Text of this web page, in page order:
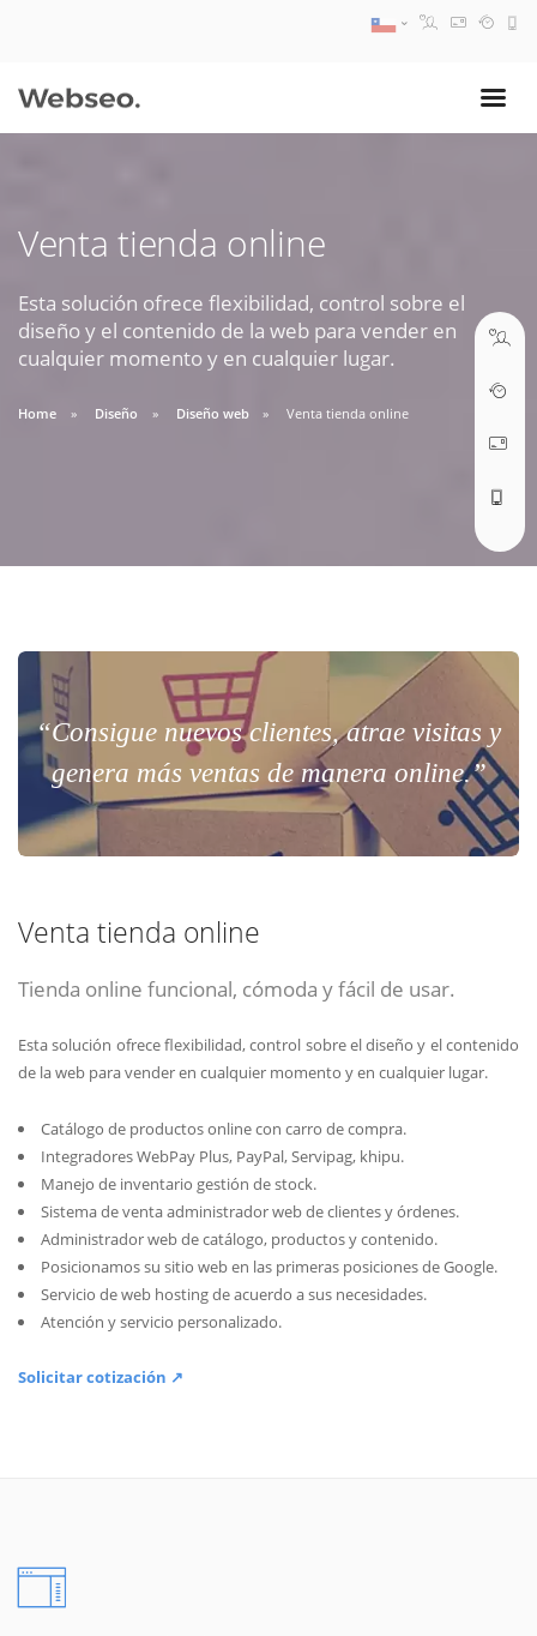
Venta tienda online
Esta solución ofrece flexibilidad, control sobre el
diseño y el contenido de la web para vender en
cualquier momento y en cualquier lugar.
Home Diseño Diseño web Venta tienda online
“Consigue nuevos clientes, atrae visitas y
genera más ventas de manera online.”
Venta tienda online
Tienda online funcional, cómoda y fácil de usar.
Esta solución ofrece flexibilidad, control sobre el diseño y el contenido
de la web para vender en cualquier momento y en cualquier lugar.
Catálogo de productos online con carro de compra.
Integradores WebPay Plus, PayPal, Servipag, khipu.
Manejo de inventario gestión de stock.
Sistema de venta administrador web de clientes y órdenes.
Administrador web de catálogo, productos y contenido.
Posicionamos su sitio web en las primeras posiciones de Google.
Servicio de web hosting de acuerdo a sus necesidades.
Atención y servicio personalizado.
Solicitar cotización ↗
09:30 AM A 18:30 PM
soporte@webseo.cl
ABRIR TICKET